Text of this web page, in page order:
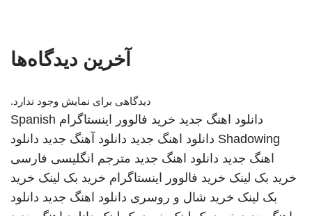
آخرین دیدگاه‌ها
دیدگاهی برای نمایش وجود ندارد.
دانلود اهنگ جدید خرید فالوور اینستاگرام Spanish
Shadowing دانلود اهنگ جدید دانلود آهنگ جدید دانلود
اهنگ جدید دانلود اهنگ جدید مترجم انگلیسی فارسی
خرید بک لینک خرید فالوور اینستاگرام خرید بک لینک خرید
بک لینک خرید شال و روسری دانلود اهنگ جدید دانلود